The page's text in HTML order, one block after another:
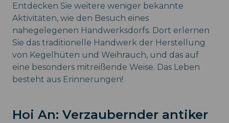
Entdecken Sie weitere weniger bekannte
Aktivitäten, wie den Besuch eines
nahegelegenen Handwerksdorfs. Dort erlernen
Sie das traditionelle Handwerk der Herstellung
von Kegelhüten und Weihrauch, und das auf
eine besonders mitreißende Weise. Das Leben
besteht aus Erinnerungen!
Hoi An: Verzaubernder antiker